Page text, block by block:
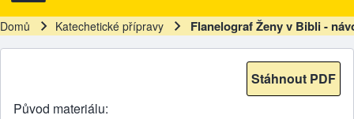
Drobečková navigace
Domů Katechetické přípravy Flanelograf Ženy v Bibli -
Stáhnout PDF
Původ materiálu